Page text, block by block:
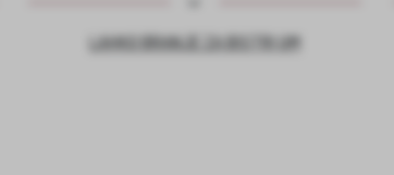
LAHKO BRANJE ZA BISTRI UM